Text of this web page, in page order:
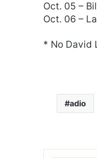
Oct. 05 –
Oct. 06 –
* No David
adio